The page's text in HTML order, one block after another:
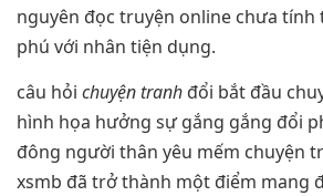
nguyên đọc truyện online chưa tính
phú với nhân tiện dụng.
câu hỏi chuyện tranh đổi bắt đầu
hình họa hưởng sự gắng gắng đổi
đông người thân yêu mếm chuyện
xsmb đã trở thành một điểm mang